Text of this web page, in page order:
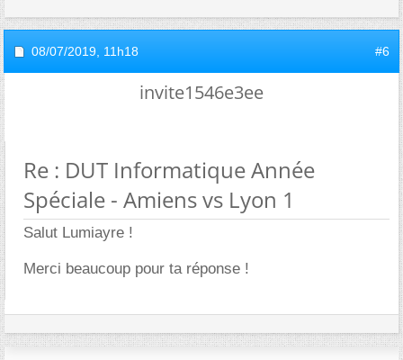
08/07/2019, 11h18 #6
invite1546e3ee
Re : DUT Informatique Année
Spéciale - Amiens vs Lyon 1
Salut Lumiayre !
Merci beaucoup pour ta réponse !